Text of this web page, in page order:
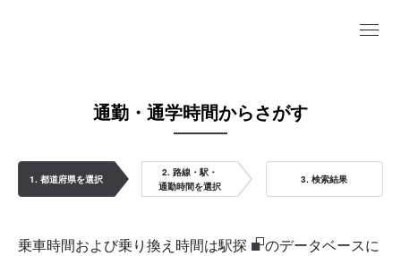
通勤・通学時間からさがす
1. 都道府県を選択
2. 路線・駅・
通勤時間を選択
3. 検索結果
乗車時間および乗り換え時間は駅探
のデータベースに